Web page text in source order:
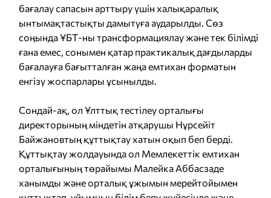
бағалау сапасын арттыру үшін халықаралық
ынтымақтастықты дамытуға аударылды. Сөз
соңында ҰБТ-ны трансформациялау және тек білімді
ғана емес, сонымен қатар практикалық дағдыларды
бағалауға бағытталған жаңа емтихан форматын
енгізу жоспарлары ұсынылды.
Сондай-ақ, ол Ұлттық тестілеу орталығы
директорының міндетін атқарушы Нұрсейіт
Байжановтың құттықтау хатын оқып беп берді.
Құттықтау жолдауында ол Мемлекеттік емтихан
орталығының төрайымы Малейка Аббасзаде
ханымды және орталық ұжымын мерейтойымен